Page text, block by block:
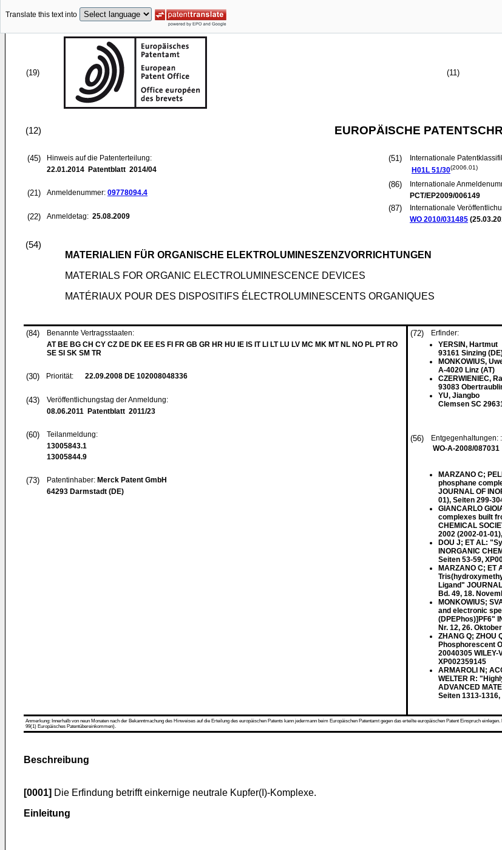
Translate this text into
(19) (11)
(12) EUROPÄISCHE
(45)
Hinweis auf die Patenterteilung:
22.01.2014 Patentblatt 2014/04
(21) Anmeldenummer: 09778094.4
(22) Anmeldetag: 25.08.2009
(51)
Internationale
H01L 51/30(2006.01)
(86)
Internationale
PCT/EP2009/006149
(87)
Internationale
WO 2010/031485 (
(54)
MATERIALIEN FÜR ORGANISCHE ELEKTROLUMINESZENZVORRICHTUNGEN
MATERIALS FOR ORGANIC ELECTROLUMINESCENCE DEVICES
MATÉRIAUX POUR DES DISPOSITIFS ÉLECTROLUMINESCENTS ORGANIQUES
(84)
Benannte Vertragsstaaten:
AT BE BG CH CY CZ DE DK EE ES FI FR GB GR HR HU IE IS IT LI LT LU LV MC MK MT NL NO PL PT RO
SE SI SK SM TR
(30) Priorität: 22.09.2008 DE 102008048336
(43)
Veröffentlichungstag der Anmeldung:
08.06.2011 Patentblatt 2011/23
(60)
Teilanmeldung:
13005843.1
13005844.9
(73) Patentinhaber: Merck Patent GmbH
64293 Darmstadt (DE)
(72)
Erfinder:
YERSIN, Hartmut
93161 Sinzing
MONKOWIUS,
A-4020 Linz (AT)
CZERWIENIEC,
93083
YU, Jiangbo
Clemsen SC
(56)
Entgegenhaltungen: :
WO-A-2008/087031
MARZANO C;
phosphane
JOURNAL OF
01), Seiten 299-
GIANCARLO
complexes built
CHEMICAL
2002 (2002-01-
DOU J; ET AL:
INORGANIC
Seiten 53-59,
MARZANO C;
Ligand"
Bd. 49, 18.
MONKOWIUS;
and electronic
(DPEPhos)]PF6"
Nr. 12, 26.
ZHANG Q; ZHOU
Phosphorescent
20040305 WILEY-
XP002359145
ARMAROLI N;
WELTER R:
ADVANCED
Seiten 1313-
Anmerkung: Innerhalb von neun Monaten nach der Bekanntmachung des Hinweises auf die Erteilung des europäischen Patents kann jedermann beim Europäischen Patentamt gegen das erteilte europäischen Patent Einspruch
99(1) Europäisches Patentübereinkommen).
Beschreibung
[0001] Die Erfindung betrifft einkernige neutrale Kupfer(I)-Komplexe.
Einleitung